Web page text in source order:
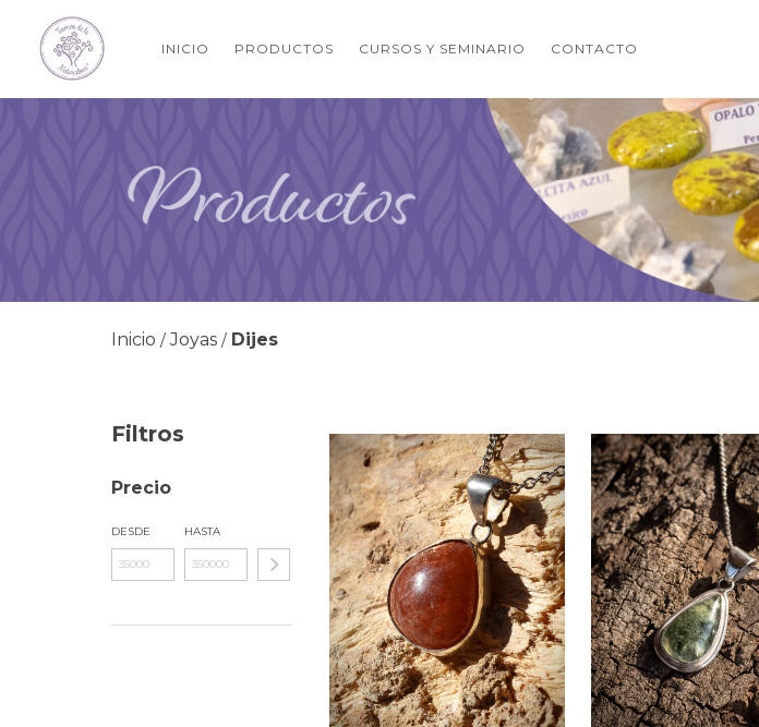
INICIO PRODUCTOS CURSOS Y SEMINARIO CONTACTO
Inicio / Joyas / Dijes
Filtros
Precio
DESDE HASTA